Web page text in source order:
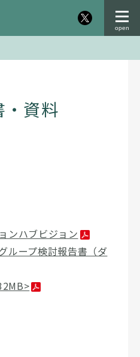
・資料
ンハブビジョン
ループ検討報告書（ダ